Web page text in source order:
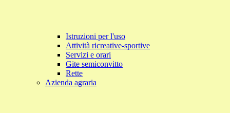
Istruzioni per l'uso
Attività ricreative-sportive
Servizi e orari
Gite semiconvitto
Rette
Azienda agraria